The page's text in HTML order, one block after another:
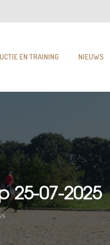
EN TRAINING NIEUWS
25-07-2025